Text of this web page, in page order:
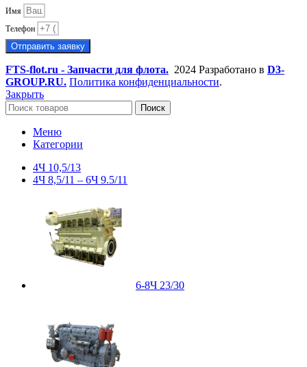
Имя
Телефон
Отправить заявку
FTS-flot.ru - Запчасти для флота. 2024 Разработано в D3-
GROUP.RU. Политика конфиденциальности.
Закрыть
Поиск
Меню
Категории
4Ч 10,5/13
4Ч 8,5/11 – 6Ч 9.5/11
6-8Ч 23/30